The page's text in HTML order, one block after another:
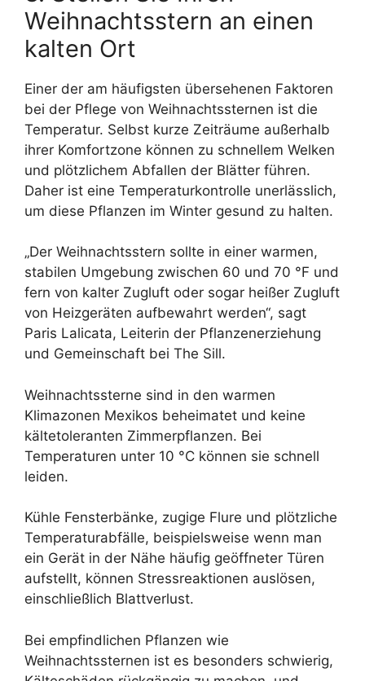
Weihnachtsstern an einen
kalten Ort
Einer der am häufigsten übersehenen Faktoren
bei der Pflege von Weihnachtssternen ist die
Temperatur. Selbst kurze Zeiträume außerhalb
ihrer Komfortzone können zu schnellem Welken
und plötzlichem Abfallen der Blätter führen.
Daher ist eine Temperaturkontrolle unerlässlich,
um diese Pflanzen im Winter gesund zu halten.
„Der Weihnachtsstern sollte in einer warmen,
stabilen Umgebung zwischen 60 und 70 °F und
fern von kalter Zugluft oder sogar heißer Zugluft
von Heizgeräten aufbewahrt werden“, sagt
Paris Lalicata, Leiterin der Pflanzenerziehung
und Gemeinschaft bei The Sill.
Weihnachtssterne sind in den warmen
Klimazonen Mexikos beheimatet und keine
kältetoleranten Zimmerpflanzen. Bei
Temperaturen unter 10 °C können sie schnell
leiden.
Kühle Fensterbänke, zugige Flure und plötzliche
Temperaturabfälle, beispielsweise wenn man
ein Gerät in der Nähe häufig geöffneter Türen
aufstellt, können Stressreaktionen auslösen,
einschließlich Blattverlust.
Bei empfindlichen Pflanzen wie
Weihnachtssternen ist es besonders schwierig,